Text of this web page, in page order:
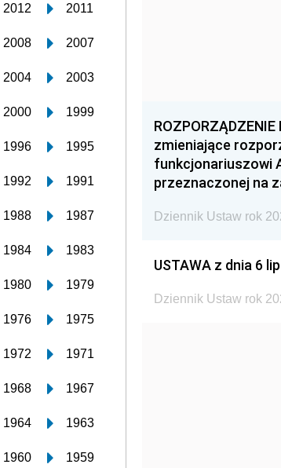
2012 2011
2008 2007
2004 2003
2000 1999
1996 1995
1992 1991
1988 1987
1984 1983
1980 1979
1976 1975
1972 1971
1968 1967
1964 1963
1960 1959
zmieniające
funkcjonariuszowi
przeznaczonej na
Dziennik Ustaw rok
USTAWA z dnia 6
Dziennik Ustaw rok